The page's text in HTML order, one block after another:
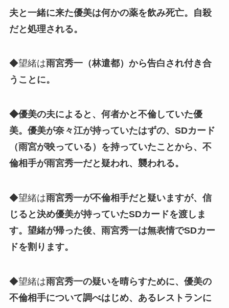
夫と一緒に来た優美は何かの薬を飲み死亡。自殺
だと処理される。
◆望緒は雨宮秀一（林遣都）から告白され付き合
うことに。
◆優美の夫によると、何者かと不倫していた優
美。優美が奈々江が持っていたはずの、SDカード
（雨宮が映っている）を持っていたことから、不
倫相手が雨宮秀一だと疑われ、襲われる。
◆望緒は雨宮秀一が不倫相手だと疑いますが、信
じると決め優美が持っていたSDカードを渡しま
す。望緒が帰った後、雨宮秀一は無表情でSDカー
ドを割ります。
◆望緒は雨宮秀一の疑いを晴らすために、優美の
不倫相手について調べはじめ、あるレストランに